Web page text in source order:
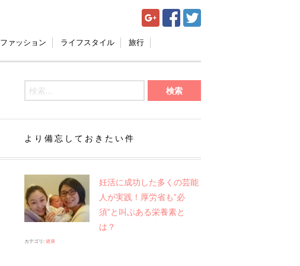
ファッション ライフスタイル 旅行
より備忘しておきたい件
妊活に成功した多くの芸能
人が実践！厚労省も”必
須”と叫ぶある栄養素と
は？
カテゴリ: 健康